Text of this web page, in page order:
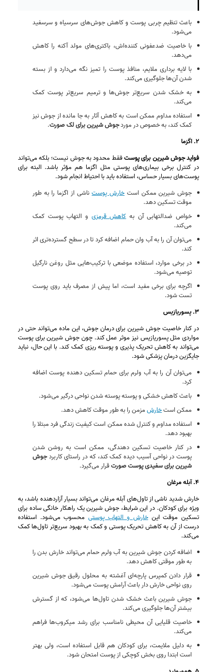
باعث تنظیم چربی پوست و کاهش جوش‌های سرسیاه و سرسفید
می‌شود.
با خاصیت ضدعفونی‌ کننده‌اش، باکتری‌های مولد آکنه را کاهش
می‌دهد.
با لایه‌ برداری ملایم، منافذ پوست را تمیز نگه می‌دارد و از بسته
شدن آن‌ها جلوگیری می‌کند.
به خشک شدن سریع‌تر جوش‌ها و ترمیم سریع‌تر پوست کمک
می‌کند.
استفاده مداوم ممکن است به کاهش آثار به‌ جا مانده از جوش نیز
کمک کند، به‌ خصوص در موردجوش شیرین برای لک صورت.
۲. اگزما
فواید جوش شیرین برای پوستفقط محدود به جوش نیست؛ بلکه می‌تواند
در کنترل برخی بیماری‌های پوستی مثل اگزما هم مؤثر باشد. البته برای
پوست‌های بسیار حساس، استفاده باید با احتیاط انجام شود.
جوش شیرین ممکن استخارش پوستناشی از اگزما را به‌ طور
موقت تسکین دهد.
خواص ضدالتهابی آن بهکاهش قرمزی و التهاب پوست کمک
می‌کند.
می‌توان آن را به آب وان حمام اضافه کرد تا در سطح گسترده‌تری اثر
کند.
در برخی موارد، استفاده موضعی با ترکیب‌هایی مثل روغن نارگیل
توصیه می‌شود.
اگرچه برای برخی مفید است، اما پیش از مصرف باید روی پوست
تست شود.
۳. پسوریازیس
در کنار خاصیت جوش شیرین برای درمان جوش، این ماده می‌تواند حتی در
مواردی مثل پسوریازیس نیز موثر عمل کند. چون جوش شیرین برای پوست
می‌تواند به کاهش تحریک‌ پذیری و پوسته‌ ریزی کمک کند. با این حال، نباید
جایگزین درمان پزشکی شود.
می‌توان آن را به آب ولرم برای حمام تسکین‌ دهنده پوست اضافه
کرد.
باعث کاهش خشکی و پوسته‌ پوسته شدن نواحی درگیر می‌شود.
ممکن استخارشمزمن را به‌ طور موقت کاهش دهد.
استفاده مداوم و کنترل‌ شده ممکن است کیفیت زندگی فرد مبتلا را
بهبود دهد.
در کنار خاصیت تسکین‌ دهندگی، ممکن است به روشن شدن
پوست در نواحی آسیب‌ دیده کمک کند، که در راستای کاربردجوش
شیرین برای سفیدی پوست صورتقرار می‌گیرد.
۴. آبله مرغان
خارش شدید ناشی از تاول‌های آبله مرغان می‌تواند بسیار آزاردهنده باشد، به‌
ویژه برای کودکان. در این شرایط، جوش شیرین یک راهکار خانگی ساده برای
تسکین موقت اینخارش و التهاب پوستیمحسوب می‌شود. استفاده
درست از آن به کاهش تحریک پوستی و کمک به بهبود سریع‌تر تاول‌ها کمک
می‌کند.
اضافه کردن جوش شیرین به آب ولرم حمام می‌تواند خارش بدن را
به‌ طور موقتی کاهش دهد.
قرار دادن کمپرس پارچه‌ای آغشته به محلول رقیق جوش شیرین
روی نواحی خارش‌ دار باعث آرامش پوست می‌شود.
جوش شیرین باعث خشک شدن تاول‌ها می‌شود، که از گسترش
بیشتر آن‌ها جلوگیری می‌کند.
خاصیت قلیایی آن محیطی نامناسب برای رشد میکروب‌ها فراهم
می‌کند.
به دلیل ملایمت، برای کودکان هم قابل استفاده است، ولی بهتر
است ابتدا روی بخش کوچکی از پوست امتحان شود.